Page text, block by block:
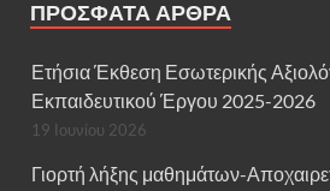
ΠΡΌΣΦΑΤΑ ΆΡΘΡΑ
Ετήσια Έκθεση Εσωτερικής
Εκπαιδευτικού Έργου 2025-2026
19 Ιουνίου 2026
Γιορτή λήξης μαθημάτων-